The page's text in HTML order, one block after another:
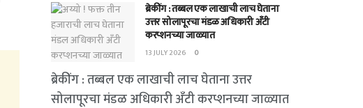
ब्रेकींग : तब्बल एक लाखाची लाच घेताना
उत्तर सोलापूरचा मंडळ अधिकारी अँटी
करप्शनच्या जाळ्यात
13 JULY 2026 0
ब्रेकींग : तब्बल एक लाखाची लाच घेताना उत्तर
सोलापूरचा मंडळ अधिकारी अँटी करप्शनच्या जाळ्यात